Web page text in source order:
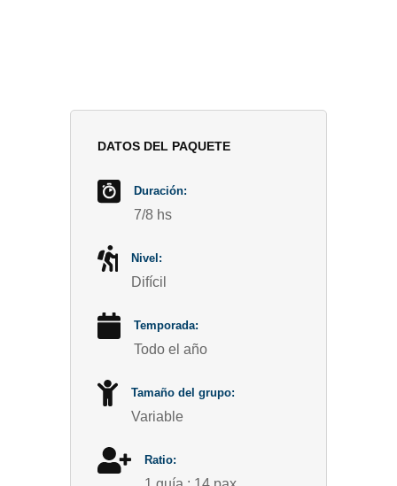
DATOS DEL PAQUETE
Duración:
7/8 hs
Nivel:
Difícil
Temporada:
Todo el año
Tamaño del grupo:
Variable
Ratio: